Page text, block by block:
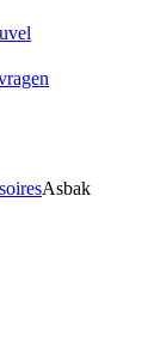
Asbak